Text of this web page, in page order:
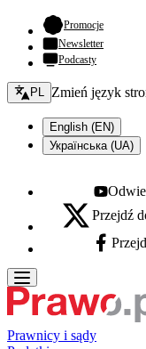
Promocje- otwiera
Newsletter
Podcasty
Zmień język - bieżący:
PL Zmień język
English (EN)
Українська (UA)
Youtube -
X - otwiera się w
Przejdź
Facebook -
Prawnicy i sądy